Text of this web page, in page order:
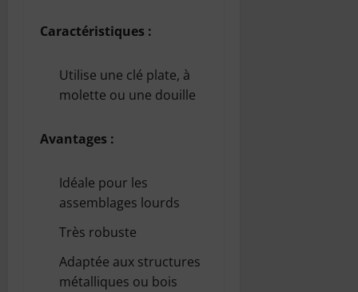
Caractéristiques :
Utilise une clé plate, à
molette ou une douille
Avantages :
Idéale pour les
assemblages lourds
Très robuste
Adaptée aux structures
métalliques ou bois